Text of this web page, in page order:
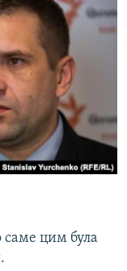
саме цим була